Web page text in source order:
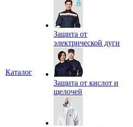
Каталог
Защита от
электрической дуги
Защита от кислот и
щелочей